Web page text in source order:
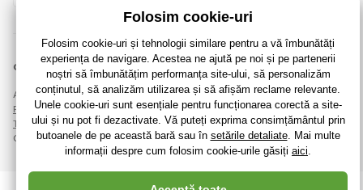
© 2018 - 2026 RaiJucării.ro, Toate drepturile rezervate
Această pagină este protejată prin reCAPTCHA și se aplică
Regulile de protecție a datelor personalecompaniile Google și ale lor
Termeni și condiții.
Crearea de magazine online eficiente de laRIESENIA